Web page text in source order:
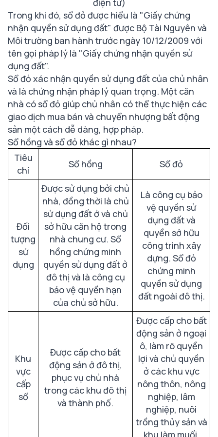
điện tử)
Trong khi đó, sổ đỏ được hiểu là "Giấy chứng
nhận quyền sử dụng đất" được Bộ Tài Nguyên và
Môi trường ban hành trước ngày 10/12/2009 với
tên gọi pháp lý là "Giấy chứng nhận quyền sử
dụng đất".
Sổ đỏ xác nhận quyền sử dụng đất của chủ nhân
và là chứng nhận pháp lý quan trọng. Một căn
nhà có sổ đỏ giúp chủ nhân có thể thực hiện các
giao dịch mua bán và chuyển nhượng bất động
sản một cách dễ dàng, hợp pháp.
Sổ hồng và sổ đỏ khác gì nhau?
Tiêu
chí
Sổ hồng Sổ đỏ
Đối
tượng
sử
dụng
Được sử dụng bởi chủ
nhà, đồng thời là chủ
sử dụng đất ở và chủ
sở hữu căn hộ trong
nhà chung cư. Sổ
hồng chứng minh
quyền sử dụng đất ở
đô thị và là công cụ
bảo vệ quyền hạn
của chủ sở hữu.
Là công cụ bảo
vệ quyền sử
dụng đất và
quyền sở hữu
công trình xây
dựng. Sổ đỏ
chứng minh
quyền sử dụng
đất ngoài đô thị.
Khu
vực
cấp
sổ
Được cấp cho bất
động sản ở đô thị,
phục vụ chủ nhà
trong các khu đô thị
và thành phố.
Được cấp cho bất
động sản ở ngoại
ô, làm rõ quyền
lợi và chủ quyền
ở các khu vực
nông thôn, nông
nghiệp, lâm
nghiệp, nuôi
trồng thủy sản và
khu làm muối.